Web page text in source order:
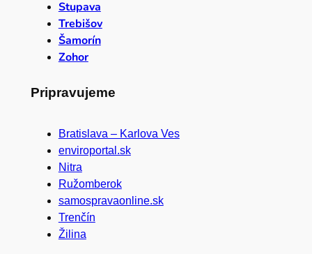
Stupava
Trebišov
Šamorín
Zohor
Pripravujeme
Bratislava – Karlova Ves
enviroportal.sk
Nitra
Ružomberok
samospravaonline.sk
Trenčín
Žilina